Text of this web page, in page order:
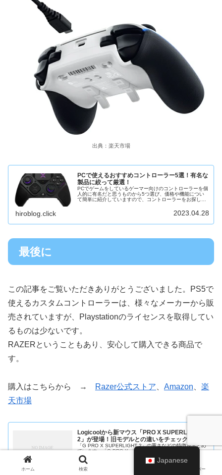
出典：楽天市場
PCで使えるおすすめコントローラー5選！有名な
製品に絞って厳選！
PCでゲームをしているゲーマー向けのコントローラーを個
人的に有名だと思うものから5つ選び、価格や機能につい
て簡単に紹介していますので、コントローラーをお探しの
hiroblog.click 2023.04.28
最後に
この記事をご覧いただきありがとうございました。PS5で
使えるカスタムコントローラーは、様々なメーカーから販
売されていますが、Playstationのライセンスを取得してい
るものは少ないです。
RAZERということもあり、安心して購入できる商品で
す。
購入はこちらから → Razer公式ストア Amazon
楽
天市場
Logicoolから新マウス「PRO X SUPERLIGHT
2」が登場！旧モデルとの違いをチェック！
「G PRO X SUPERLIGHT 2」の重さなどの特徴をまとめ
ています。「G PRO X」との違いについても解説！
hiroblog.click 2023.09.18
ホーム 検索 サイドバー
Japanese